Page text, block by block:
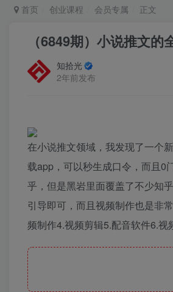
首页 创业课程 会员专属 正文
（6849期）小说推文
知拾光
2年前发布
在小说推文领域，我发现了一个
载app，可以秒生成口令，而且0
乎，但是黑岩里面覆盖了不少知
引导即可，而且视频制作也是非
频制作4.视频剪辑5.配音软件6.视